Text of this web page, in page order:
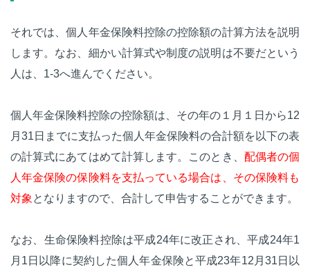
それでは、個人年金保険料控除の控除額の計算方法を説明
します。なお、細かい計算式や制度の説明は不要だという
人は、1-3へ進んでください。
個人年金保険料控除の控除額は、その年の１月１日から12
月31日までに支払った個人年金保険料の合計額を以下の表
の計算式にあてはめて計算します。このとき、 配偶者の個
人年金保険の保険料を支払っている場合は、その保険料も
対象 となりますので、合計して申告することができます。
なお、生命保険料控除は平成24年に改正され、平成24年1
月1日以降に契約した個人年金保険と平成23年12月31日以